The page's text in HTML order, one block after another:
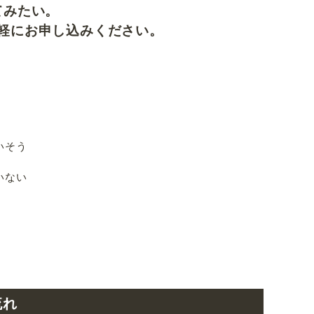
たい。
お申し込みください。
う
ない